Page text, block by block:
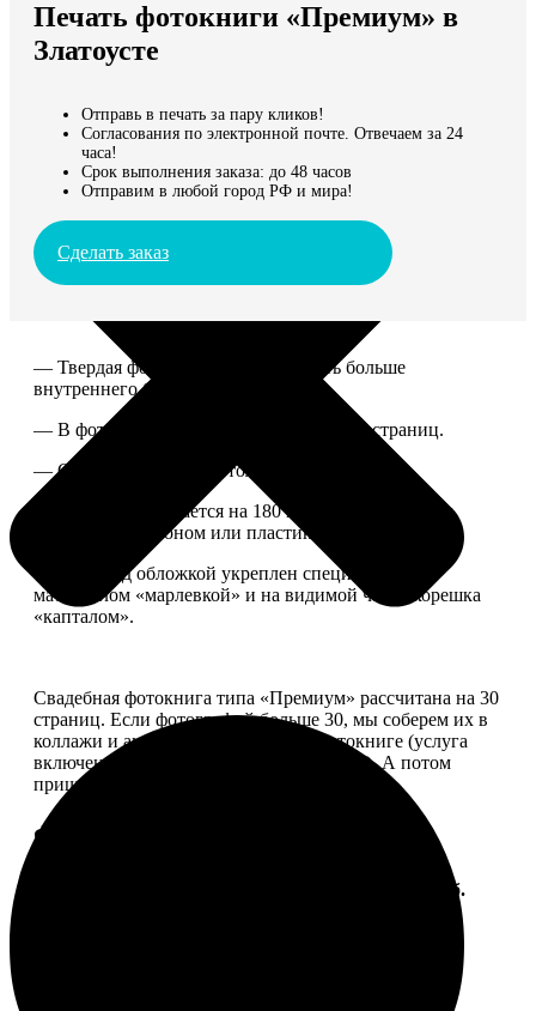
Мы доставляем по всему миру
Продолжить без города
Печать фотокниги «Премиум» в
Златоусте
Отправь в печать за пару кликов!
Согласования по электронной почте. Отвечаем за 24
часа!
Срок выполнения заказа: до 48 часов
Отправим в любой город РФ и мира!
Сделать заказ
— Твердая фотообложка, размер чуть больше
внутреннего блока.
— В фотокниге может быть от 20 до 100 страниц.
— Страницы плотные, толщина 1 мм.
— Книга раскрывается на 180 градусов, развороты
укреплены картоном или пластиком.
— Блок под обложкой укреплен специальным
материалом «марлевкой» и на видимой части корешка
«капталом».
Свадебная фотокнига типа «Премиум» рассчитана на 30
страниц. Если фотографий больше 30, мы соберем их в
коллажи и аккуратно разместим в фотокниге (услуга
включена, стоимость останется прежней). А потом
пришлем вам на согласование развороты.
Форматы и цены
Цена, руб.